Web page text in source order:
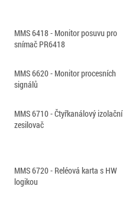
MMS 6418 - Monitor posuvu pro
snímač PR6418
MMS 6620 - Monitor procesních
signálů
MMS 6710 - Čtyřkanálový izolační
zesilovač
MMS 6720 - Reléová karta s HW
logikou